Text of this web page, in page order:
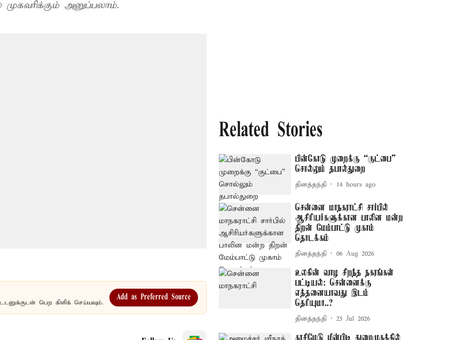
அனுப்பலாம்.
பெற கிளிக் செய்யவும்.
Add as Preferred Source
Related Stories
பின்கோடு முறைக்கு “குட்பை”
சொல்லும் தபால்துறை
தினத்தந்தி 14 hours ago
சென்னை மாநகராட்சி சார்பில்
ஆசிரியர்களுக்கான பாலின மன்ற
திறன் மேம்பாட்டு முகாம்
தொடக்கம்
தினத்தந்தி 06 Aug 2026
உலகின் வாழ சிறந்த நகரங்கள்
பட்டியல்: சென்னைக்கு
எத்தனையாவது இடம்
தெரியுமா..?
தினத்தந்தி 25 Jul 2026